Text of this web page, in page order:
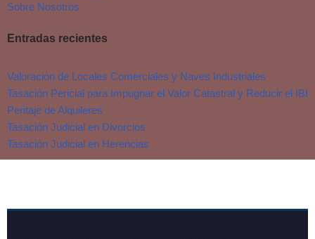
Sobre Nosotros
Entradas recientes
Valoración de Locales Comerciales y Naves Industriales
Tasación Pericial para Impugnar el Valor Catastral y Reducir el IBI
Peritaje de Alquileres
Tasación Judicial en Divorcios
Tasación Judicial en Herencias